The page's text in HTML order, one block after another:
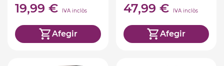
19,99 € IVA inclòs
Afegir
47,99 € IVA inclòs
Afegir